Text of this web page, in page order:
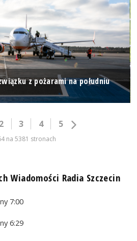
z pożarami na południu
2 3 4 5
na 5381 stronach
Wiadomości Radia Szczecin
7:00
6:29